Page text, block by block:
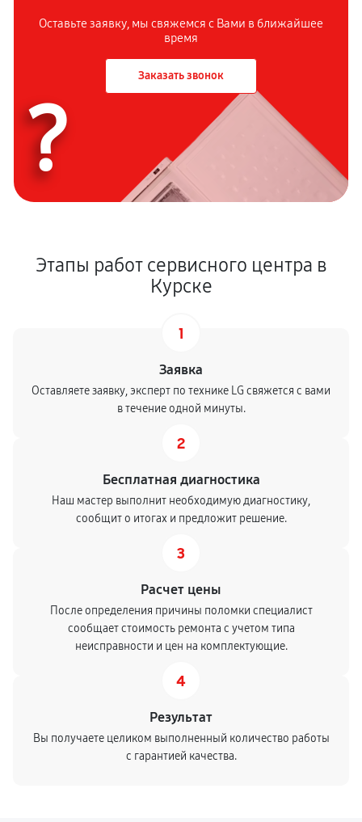
Оставьте заявку, мы свяжемся с Вами в ближайшее
время
Заказать звонок
?
Этапы работ сервисного центра в
Курске
1
Заявка
Оставляете заявку, эксперт по технике LG свяжется с вами
в течение одной минуты.
2
Бесплатная диагностика
Наш мастер выполнит необходимую диагностику,
сообщит о итогах и предложит решение.
3
Расчет цены
После определения причины поломки специалист
сообщает стоимость ремонта с учетом типа
неисправности и цен на комплектующие.
4
Результат
Вы получаете целиком выполненный количество работы
с гарантией качества.